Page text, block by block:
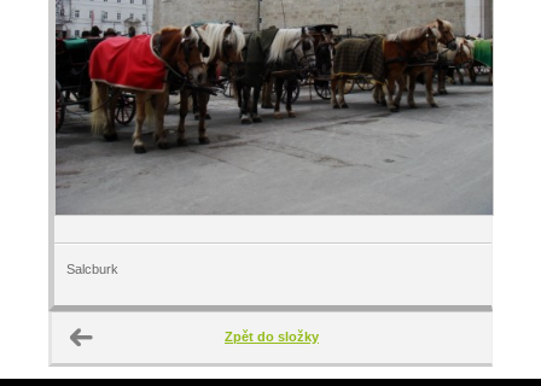
Salcburk
Zpět do složky